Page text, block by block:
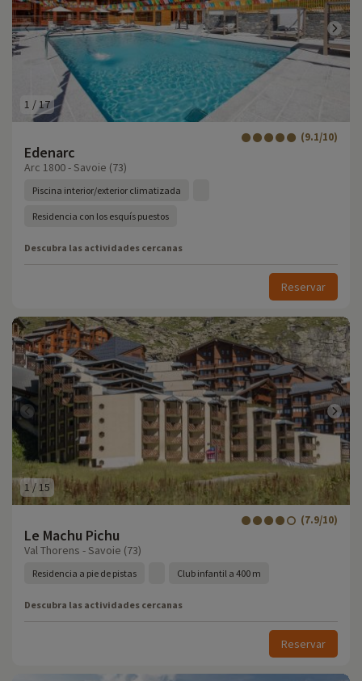
1 /17
Edenarc
(9.1/10)
Arc 1800 - Savoie (73)
Piscina interior/exterior climatizada
Residencia con los esquís puestos
Descubra las actividades cercanas
Reservar
1 / 15
Le Machu Pichu
(7.9/10)
Val Thorens - Savoie (73)
Residencia a pie de pistas Club infantil a 400 m
Descubra las actividades cercanas
Reservar